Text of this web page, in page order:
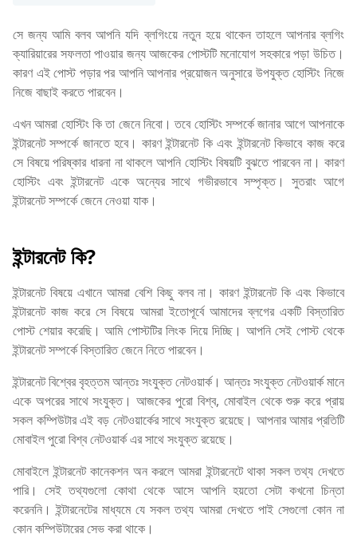
সে জন্য আমি বলব আপনি যদি ব্লগিংয়ে নতুন হয়ে থাকেন তাহলে আপনার ব্লগিং
ক্যারিয়ারের সফলতা পাওয়ার জন্য আজকের পোস্টটি মনোযোগ সহকারে পড়া উচিত।
কারণ এই পোস্ট পড়ার পর আপনি আপনার প্রয়োজন অনুসারে উপযুক্ত হোস্টিং নিজে
নিজে বাছাই করতে পারবেন।
এখন আমরা হোস্টিং কি তা জেনে নিবো। তবে হোস্টিং সম্পর্কে জানার আগে আপনাকে
ইন্টারনেট সম্পর্কে জানতে হবে। কারণ ইন্টারনেট কি এবং ইন্টারনেট কিভাবে কাজ করে
সে বিষয়ে পরিষ্কার ধারনা না থাকলে আপনি হোস্টিং বিষয়টি বুঝতে পারবেন না। কারণ
হোস্টিং এবং ইন্টারনেট একে অন্যের সাথে গভীরভাবে সম্পৃক্ত। সুতরাং আগে
ইন্টারনেট সম্পর্কে জেনে নেওয়া যাক।
ইন্টারনেট কি?
ইন্টারনেট বিষয়ে এখানে আমরা বেশি কিছু বলব না। কারণ ইন্টারনেট কি এবং কিভাবে
ইন্টারনেট কাজ করে সে বিষয়ে আমরা ইতোপূর্বে আমাদের ব্লগের একটি বিস্তারিত
পোস্ট শেয়ার করেছি। আমি পোস্টটির লিংক দিয়ে দিচ্ছি। আপনি সেই পোস্ট থেকে
ইন্টারনেট সম্পর্কে বিস্তারিত জেনে নিতে পারবেন।
ইন্টারনেট বিশ্বের বৃহত্তম আন্তঃ সংযুক্ত নেটওয়ার্ক। আন্তঃ সংযুক্ত নেটওয়ার্ক মানে
একে অপরের সাথে সংযুক্ত। আজকের পুরো বিশ্ব, মোবাইল থেকে শুরু করে প্রায়
সকল কম্পিউটার এই বড় নেটওয়ার্কের সাথে সংযুক্ত রয়েছে। আপনার আমার প্রতিটি
মোবাইল পুরো বিশ্ব নেটওয়ার্ক এর সাথে সংযুক্ত রয়েছে।
মোবাইলে ইন্টারনেট কানেকশন অন করলে আমরা ইন্টারনেটে থাকা সকল তথ্য দেখতে
পারি। সেই তথ্যগুলো কোথা থেকে আসে আপনি হয়তো সেটা কখনো চিন্তা
করেননি। ইন্টারনেটের মাধ্যমে যে সকল তথ্য আমরা দেখতে পাই সেগুলো কোন না
কোন কম্পিউটারের সেভ করা থাকে।